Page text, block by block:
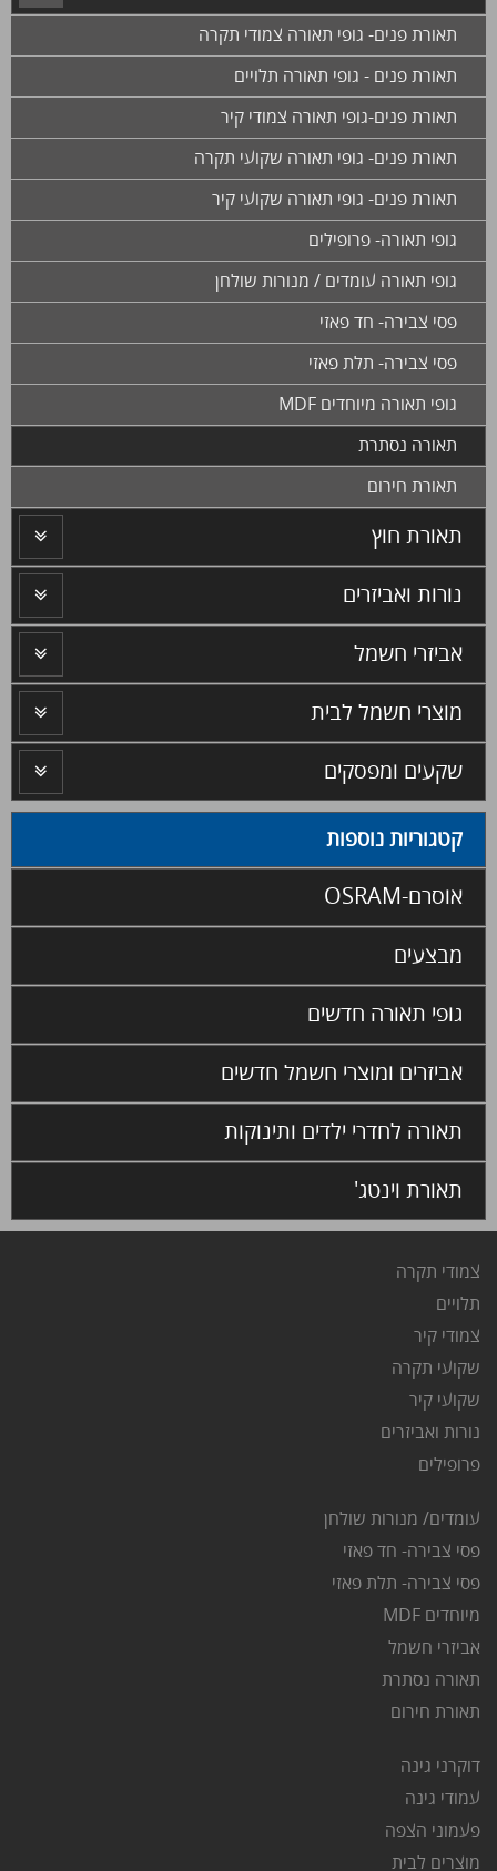
תאורת פנים- גופי תאורה צמודי תקרה
תאורת פנים - גופי תאורה תלויים
תאורת פנים-גופי תאורה צמודי קיר
תאורת פנים- גופי תאורה שקועי תקרה
תאורת פנים- גופי תאורה שקועי קיר
גופי תאורה- פרופילים
גופי תאורה עומדים / מנורות שולחן
פסי צבירה- חד פאזי
פסי צבירה- תלת פאזי
גופי תאורה מיוחדים MDF
תאורה נסתרת
תאורת חירום
תאורת חוץ
נורות ואביזרים
אביזרי חשמל
מוצרי חשמל לבית
שקעים ומפסקים
קטגוריות נוספות
אוסרם-OSRAM
מבצעים
גופי תאורה חדשים
אביזרים ומוצרי חשמל חדשים
תאורה לחדרי ילדים ותינוקות
תאורת וינטג'
צמודי תקרה
תלויים
צמודי קיר
שקועי תקרה
שקועי קיר
נורות ואביזרים
פרופילים
עומדים/ מנורות שולחן
פסי צבירה- חד פאזי
פסי צבירה- תלת פאזי
מיוחדים MDF
אביזרי חשמל
תאורה נסתרת
תאורת חירום
דוקרני גינה
עמודי גינה
פעמוני הצפה
מוצרים לבית